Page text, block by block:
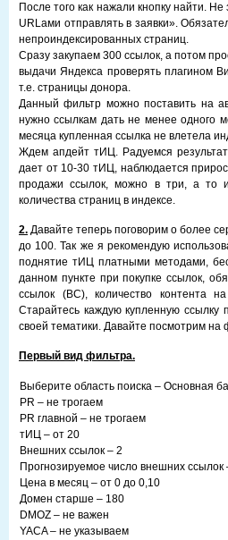
После того как нажали кнопку найти.
URLами отправлять в заявки».
непроиндексированных страниц.
Сразу закупаем 300 ссылок, а потом
выдачи Яндекса проверять плагином
т.е. страницы донора.
Данный фильтр можно поставить на
нужно ссылкам дать не менее одного
месяца купленная ссылка не влетела
Ждем апдейт тИЦ. Радуемся
дает от 10-30 тИЦ, наблюдается
продажи ссылок, можно в три, а то
количества страниц в индексе.
2. Давайте теперь поговорим о более
до 100. Так же я рекомендую
поднятие тИЦ платными методами,
данном пункте при покупке ссылок,
ссылок (ВС), количество контента
Старайтесь каждую купленную ссылку
своей тематики. Давайте посмотрим на
Первый вид фильтра.
Выберите область поиска – Основная
PR – не трогаем
PR главной – не трогаем
тИЦ – от 20
Внешних ссылок – 2
Прогнозируемое число внешних ссылок
Цена в месяц – от 0 до 0,10
Домен старше – 180
DMOZ – не важен
YACA – не указываем